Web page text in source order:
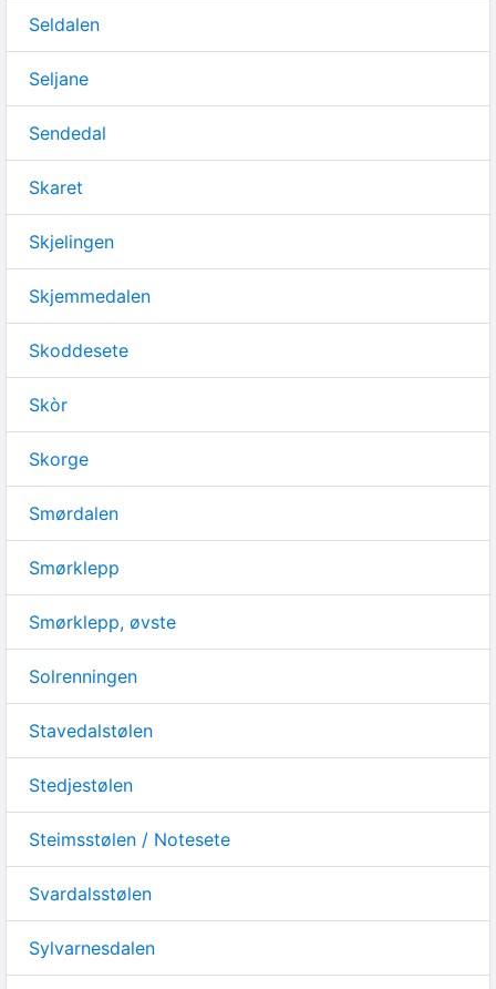
Seldalen
Seljane
Sendedal
Skaret
Skjelingen
Skjemmedalen
Skoddesete
Skòr
Skorge
Smørdalen
Smørklepp
Smørklepp, øvste
Solrenningen
Stavedalstølen
Stedjestølen
Steimsstølen / Notesete
Svardalsstølen
Sylvarnesdalen